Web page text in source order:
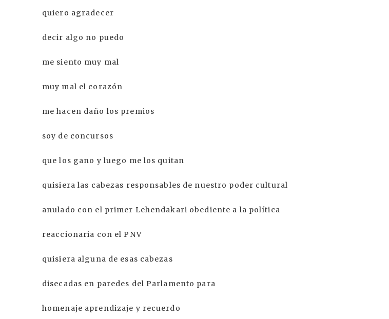
quiero agradecer
decir algo no puedo
me siento muy mal
muy mal el corazón
me hacen daño los premios
soy de concursos
que los gano y luego me los quitan
quisiera las cabezas responsables de nuestro poder cultural
anulado con el primer Lehendakari obediente a la política
reaccionaria con el PNV
quisiera alguna de esas cabezas
disecadas en paredes del Parlamento para
homenaje aprendizaje y recuerdo